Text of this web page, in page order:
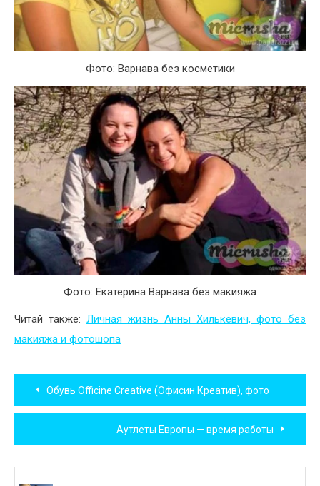
Фото: Варнава без косметики
Фото: Екатерина Варнава без макияжа
Читай также: Личная жизнь Анны Хилькевич, фото без
макияжа и фотошопа
Навигация
по
записям
Обувь Officine Creative (Офисин Креатив), фото
Аутлеты Европы — время работы